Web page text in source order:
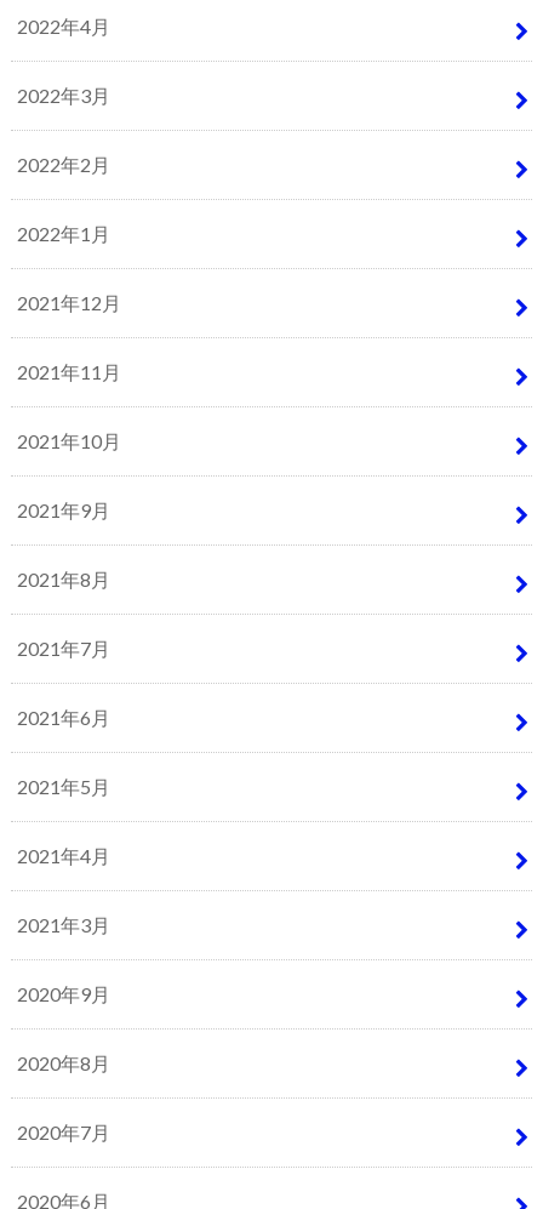
2022年4月
2022年3月
2022年2月
2022年1月
2021年12月
2021年11月
2021年10月
2021年9月
2021年8月
2021年7月
2021年6月
2021年5月
2021年4月
2021年3月
2020年9月
2020年8月
2020年7月
2020年6月